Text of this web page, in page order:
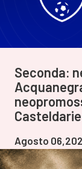
Seconda:
Agosto